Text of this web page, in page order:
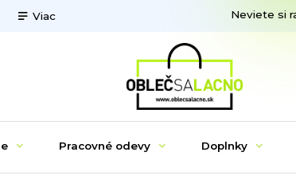
Viac Neviete si
Pracovné odevy Doplnky